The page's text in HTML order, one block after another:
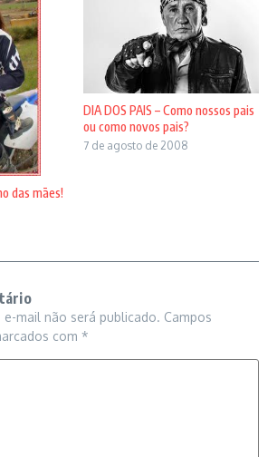
das mães!
DIA DOS PAIS – Como nossos pais
ou como novos pais?
7 de agosto de 2008
e-mail não será publicado. Campos
com *